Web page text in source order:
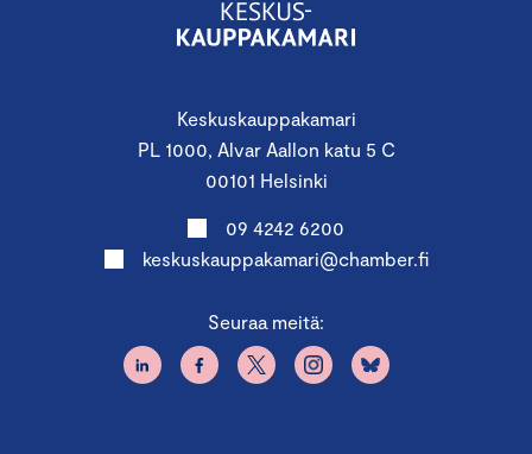
Keskuskauppakamari
PL 1000, Alvar Aallon katu 5 C
00101 Helsinki
09 4242 6200
keskuskauppakamari@chamber.fi
Seuraa meitä: